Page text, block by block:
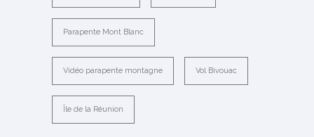
Parapente Mont Blanc
Vidéo parapente montagne Vol Bivouac
Île de la Réunion